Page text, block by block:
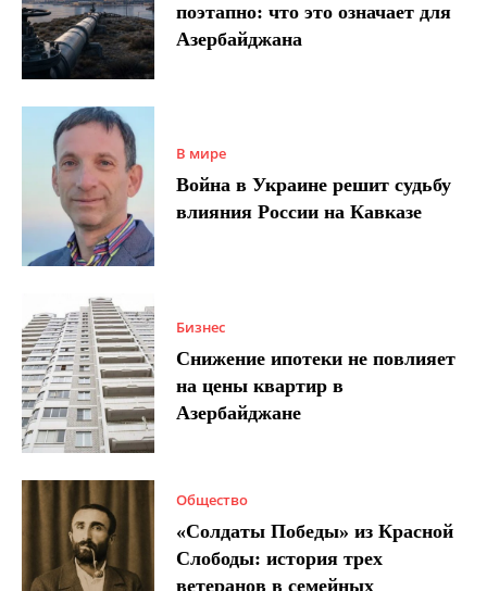
поэтапно: что это означает для
Азербайджана
В мире
Война в Украине решит судьбу
влияния России на Кавказе
Бизнес
Снижение ипотеки не повлияет
на цены квартир в
Азербайджане
Общество
«Солдаты Победы» из Красной
Слободы: история трех
ветеранов в семейных